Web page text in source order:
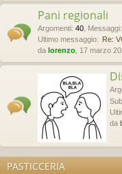
Pani regionali
Argomenti: 40 Messaggi:
Ultimo messaggio:
Re:
da lorenzo , 17 marzo
da
PASTICCERIA